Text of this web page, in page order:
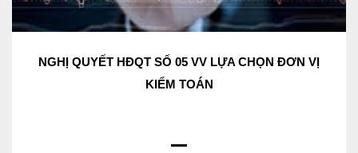
NGHỊ QUYẾT HĐQT SỐ 05 VV LỰA CHỌN ĐƠN VỊ
KIỂM TOÁN